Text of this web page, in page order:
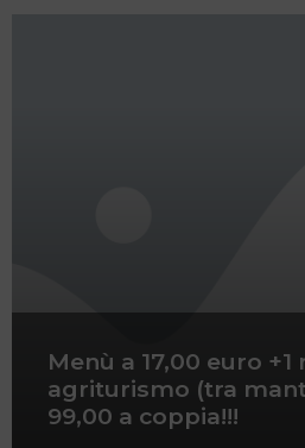
Menù a 17,00 euro +1
agriturismo (tra
99,00 a coppia!!!